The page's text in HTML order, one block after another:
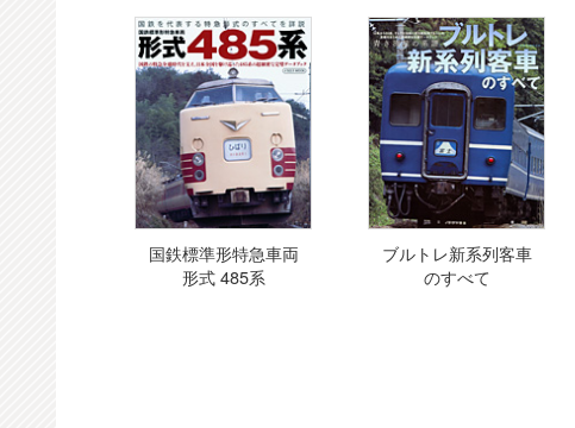
国鉄標準形特急車両
形式 485系
ブルトレ新系列客車
のすべて